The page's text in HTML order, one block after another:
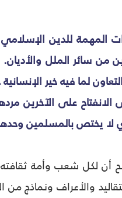
المهمة للدين
من سائر الملل
لما فيه خير
الانفتاح على الآخرين
لا يختص بالمسلمين
أن لكل شعب وأمة ثقافته
والأعراف